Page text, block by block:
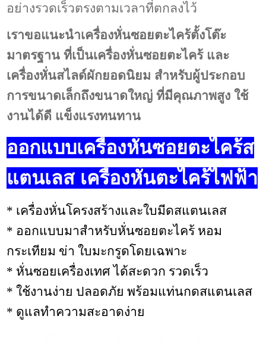
อย่างรวดเร็วตรงตามเวลาที่ตกลงไว้
เราขอแนะนำเครื่องหั่นซอยตะไคร้ตั้งโต๊ะ
มาตรฐานที่เป็นเครื่องหั่นซอยตะไคร้ และ
เครื่องหั่นสไลด์ผักยอดนิยม สำหรับผู้ประกอบ
การขนาดเล็กถึงขนาดใหญ่ที่มีคุณภาพสูง ใช้
งานได้ดี แข็งแรงทนทาน
ออกแบบเครื่องหั่นซอยตะไคร้ส
แตนเลส เครื่องหั่นตะไคร้ไฟฟ้า
* เครื่องหั่นโครงสร้างและใบมีดสแตนเลส
* ออกแบบมาสำหรับหั่นซอยตะไคร้ หอม
กระเทียม ข่า ใบมะกรูดโดยเฉพาะ
* หั่นซอยเครื่องเทศ ได้สะดวก รวดเร็ว
* ใช้งานง่าย ปลอดภัย พร้อมแท่นกดสแตนเลส
* ดูแลทำความสะอาดง่าย